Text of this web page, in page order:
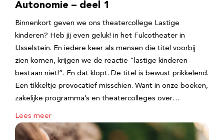
Autonomie – deel 1
Binnenkort geven we ons theatercollege Lastige
kinderen? Heb jij even geluk! in het Fulcotheater in
IJsselstein. En iedere keer als mensen die titel voorbij
zien komen, krijgen we de reactie “lastige kinderen
bestaan niet!”. En dat klopt. De titel is bewust prikkelend.
Een tikkeltje provocatief misschien. Want in onze boeken,
zakelijke programma’s en theatercolleges over…
Lees meer